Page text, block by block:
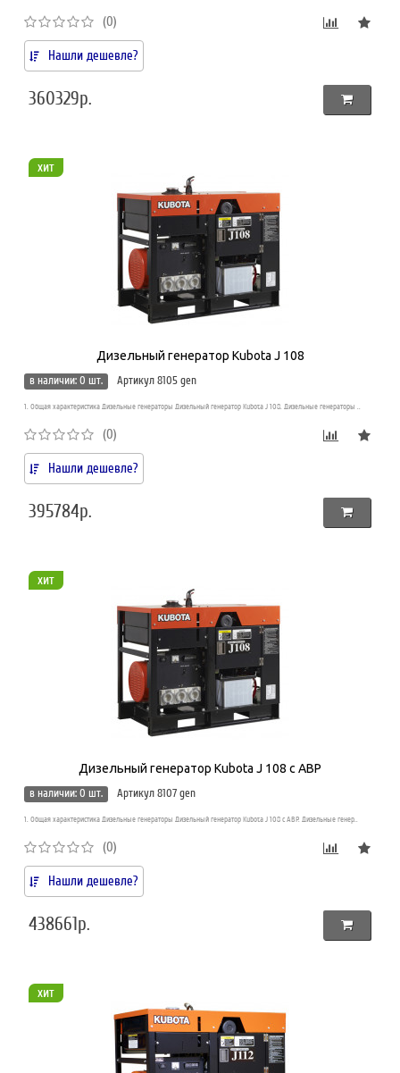
(0)
Нашли дешевле?
360329р.
хит
Дизельный генератор Kubota J 108
в наличии: 0 шт.
Артикул 8105 gen
1. Общая характеристика Дизельные генераторы Дизельный генератор Kubota J 108. Дизельные генераторы ..
(0)
Нашли дешевле?
395784р.
хит
Дизельный генератор Kubota J 108 с АВР
в наличии: 0 шт.
Артикул 8107 gen
1. Общая характеристика Дизельные генераторы Дизельный генератор Kubota J 108 с АВР. Дизельные генер..
(0)
Нашли дешевле?
438661р.
хит